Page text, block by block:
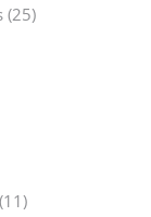
2525
1111